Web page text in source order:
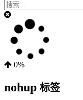
0%
nohup 标签